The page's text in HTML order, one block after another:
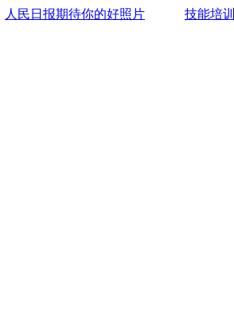
人民日报期待你的好照片 技能培训